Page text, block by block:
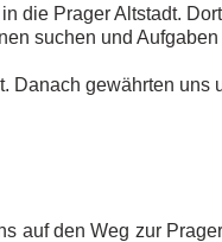
die Prager Altstadt.
suchen und
gewährten
auf den Weg zur